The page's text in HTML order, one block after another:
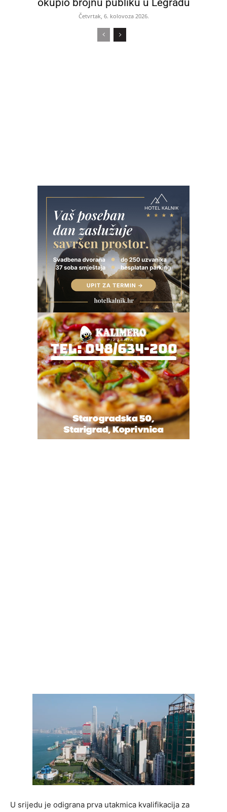
okupio brojnu publiku u Legradu
Četvrtak, 6. kolovoza 2026.
U srijedu je odigrana prva utakmica kvalifikacija za